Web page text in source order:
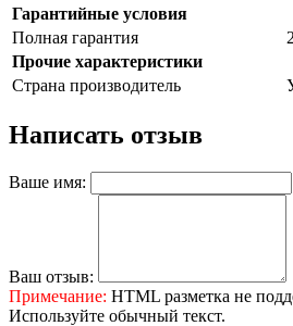
Гарантийные условия
Полная гарантия
Прочие характеристики
Страна производитель
Написать отзыв
Ваше имя:
Ваш отзыв:
Примечание: HTML разметка не
Используйте обычный текст.